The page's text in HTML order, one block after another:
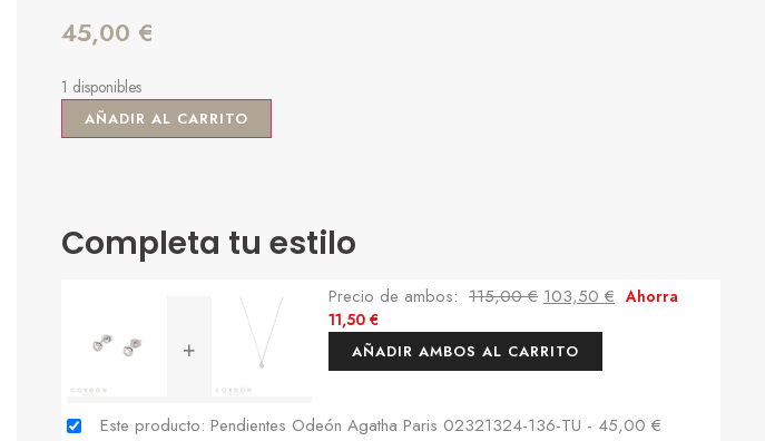
45,00 €
1 disponibles
AÑADIR AL CARRITO
Completa tu estilo
+
Precio de ambos: 115,00€ 103,50 € Ahorra
11,50 €
AÑADIR AMBOS AL CARRITO
Este producto: Pendientes Odeón Agatha Paris 02321324-136-TU - 45,00 €